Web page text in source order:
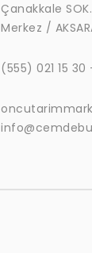
Çanakkale
Merkez /
(555) 021 15 30